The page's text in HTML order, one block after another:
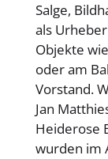
Salge,
als
Objekte
oder am
Vorstand.
Jan
Heiderose
wurden im